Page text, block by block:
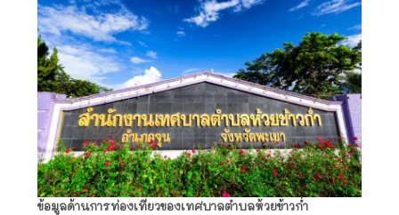
ข้อมูลด้านการท่องเที่ยวของเทศบาลตำบลห้วยข้าวก่ำ